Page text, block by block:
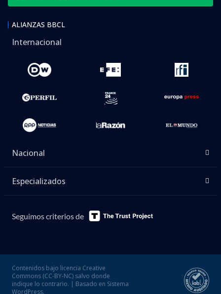
ALIANZAS BBCL
Internacional
Nacional
Especializados
Seguimos criterios de
Contenidos bajo licencia Creative
Commons (CC-BY-NC) salvo donde
indique lo contrario. | Basado en Sistema
WordPress.